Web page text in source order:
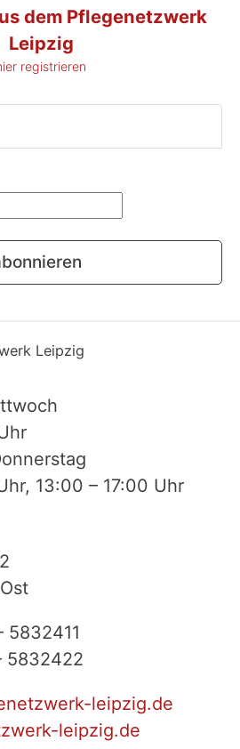
dem Pflegenetzwerk
Leipzig
registrieren
13:00 – 17:00 Uhr
5832411
5832422
leipzig.de
leipzig.de